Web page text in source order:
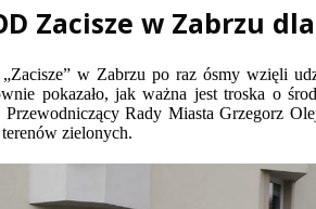
Zacisze w Zabrzu
w Zabrzu po raz ósmy wzięli
pokazało, jak ważna jest troska o
Rady Miasta Grzegorz
zielonych.